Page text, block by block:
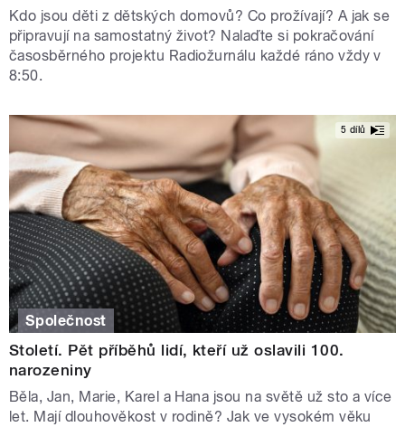
Kdo jsou děti z dětských domovů? Co prožívají? A jak se
připravují na samostatný život? Nalaďte si pokračování
časosběrného projektu Radiožurnálu každé ráno vždy v
8:50.
5 dílů
Společnost
Století. Pět příběhů lidí, kteří už oslavili 100.
narozeniny
Běla, Jan, Marie, Karel a Hana jsou na světě už sto a více
let. Mají dlouhověkost v rodině? Jak ve vysokém věku